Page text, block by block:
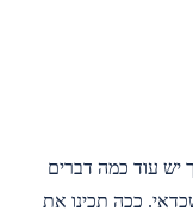
יש עוד כמה דברים
ככה תכינו את